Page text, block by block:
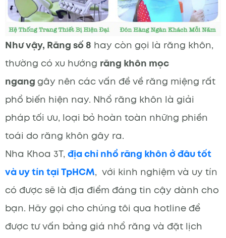
Như vậy, Răng số 8 hay còn gọi là răng khôn,
thường có xu hướng răng khôn mọc
nganggây nên các vấn đề về răng miệng rất
phổ biến hiện nay. Nhổ răng khôn là giải
pháp tối ưu, loại bỏ hoàn toàn những phiền
toái do răng khôn gây ra.
Nha Khoa 3T, địa chỉ nhổ răng khôn ở đâu tốt
và uy tín tại TpHCM, với kinh nghiệm và uy tín
có được sẽ là địa điểm đáng tin cậy dành cho
bạn. Hãy gọi cho chúng tôi qua hotline để
được tư vấn bảng giá nhổ răng và đặt lịch